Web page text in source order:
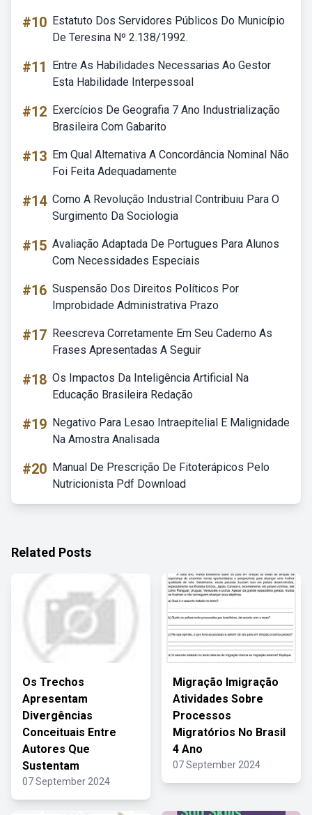
#10 Estatuto Dos Servidores Públicos Do Município
De Teresina Nº 2.138/1992.
#11
Entre As Habilidades Necessarias Ao Gestor
Esta Habilidade Interpessoal
#12 Exercícios De Geografia 7 Ano Industrialização
Brasileira Com Gabarito
#13 Em Qual Alternativa A Concordância Nominal Não
Foi Feita Adequadamente
#14 Como A Revolução Industrial Contribuiu Para O
Surgimento Da Sociologia
#15 Avaliação Adaptada De Portugues Para Alunos
Com Necessidades Especiais
#16 Suspensão Dos Direitos Políticos Por
Improbidade Administrativa Prazo
#17 Reescreva Corretamente Em Seu Caderno As
Frases Apresentadas A Seguir
#18 Os Impactos Da Inteligência Artificial Na
Educação Brasileira Redação
#19 Negativo Para Lesao Intraepitelial E Malignidade
Na Amostra Analisada
#20 Manual De Prescrição De Fitoterápicos Pelo
Nutricionista Pdf Download
Related Posts
Os Trechos
Apresentam
Divergências
Conceituais Entre
Autores Que
Sustentam
07 September 2024
Migração Imigração
Atividades Sobre
Processos
Migratórios No Brasil
4 Ano
07 September 2024